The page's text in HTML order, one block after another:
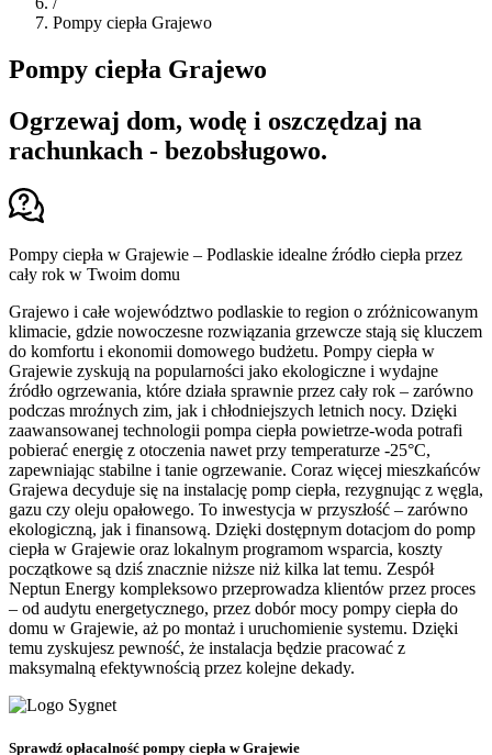
Pompy ciepła Grajewo
Pompy ciepła Grajewo
Ogrzewaj dom, wodę i oszczędzaj na
rachunkach - bezobsługowo.
Pompy ciepła w Grajewie – Podlaskie idealne źródło ciepła przez
cały rok w Twoim domu
Grajewo i całe województwo podlaskie to region o zróżnicowanym
klimacie, gdzie nowoczesne rozwiązania grzewcze stają się kluczem
do komfortu i ekonomii domowego budżetu. Pompy ciepła w
Grajewie zyskują na popularności jako ekologiczne i wydajne
źródło ogrzewania, które działa sprawnie przez cały rok – zarówno
podczas mroźnych zim, jak i chłodniejszych letnich nocy. Dzięki
zaawansowanej technologii pompa ciepła powietrze-woda potrafi
pobierać energię z otoczenia nawet przy temperaturze -25°C,
zapewniając stabilne i tanie ogrzewanie. Coraz więcej mieszkańców
Grajewa decyduje się na instalację pomp ciepła, rezygnując z węgla,
gazu czy oleju opałowego. To inwestycja w przyszłość – zarówno
ekologiczną, jak i finansową. Dzięki dostępnym dotacjom do pomp
ciepła w Grajewie oraz lokalnym programom wsparcia, koszty
początkowe są dziś znacznie niższe niż kilka lat temu. Zespół
Neptun Energy kompleksowo przeprowadza klientów przez proces
– od audytu energetycznego, przez dobór mocy pompy ciepła do
domu w Grajewie, aż po montaż i uruchomienie systemu. Dzięki
temu zyskujesz pewność, że instalacja będzie pracować z
maksymalną efektywnością przez kolejne dekady.
Sprawdź opłacalność pompy ciepła w Grajewie